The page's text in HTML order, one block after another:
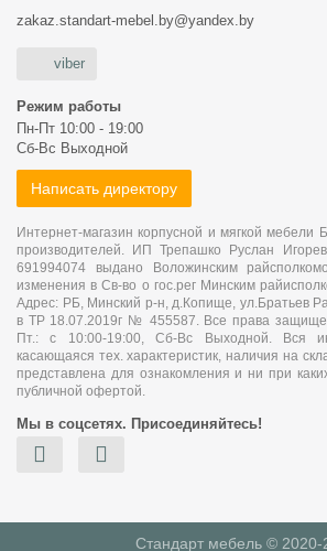
zakaz.standart-mebel.by@yandex.by
viber
Режим работы
Пн-Пт 10:00 - 19:00
Сб-Вс Выходной
Написать директору
Интернет-магазин корпусной и мягкой мебели
производителей. ИП Трепашко Руслан
691994074 выдано Воложинским
изменения в Св-во о гос.рег Минским
Адрес: РБ, Минский р-н, д.Копище, ул.Братьев
в ТР 18.07.2019г № 455587. Все права
Пт.: с 10:00-19:00, Сб-Вс Выходной. Вся
касающаяся тех. характеристик, наличия на
представлена для ознакомления и ни при
публичной офертой.
Мы в соцсетях. Присоединяйтесь!
Стандарт мебель © 2020-